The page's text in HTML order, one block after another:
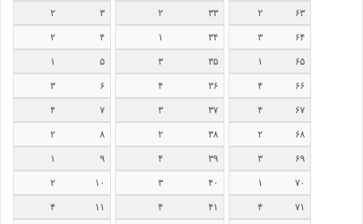
۳ ۲
۴ ۲
۵ ۱
۶ ۳
۷ ۴
۸ ۲
۹ ۱
۱۰ ۲
۱۱ ۴
۳۳ ۲
۳۴ ۱
۳۵ ۳
۳۶ ۴
۳۷ ۳
۳۸ ۲
۳۹ ۴
۴۰ ۳
۴۱ ۴
۶۳ ۲
۶۴ ۳
۶۵ ۱
۶۶ ۴
۶۷ ۴
۶۸ ۲
۶۹ ۳
۷۰ ۱
۷۱ ۴